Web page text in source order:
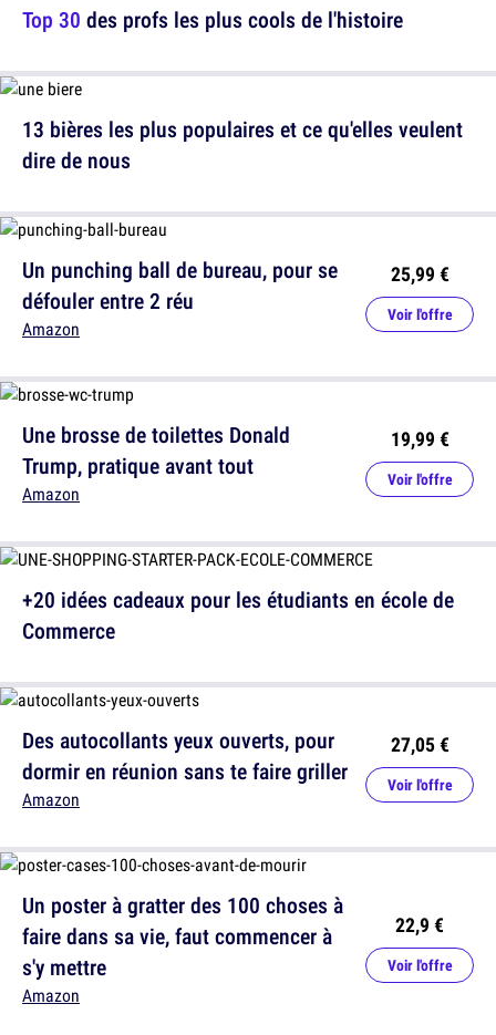
Un punching ball de bureau, pour se
défouler entre 2 réu
Amazon
25,99 €
Voir l'offre
+20 idées cadeaux pour les étudiants en école de
Commerce
Un poster à gratter des 100 choses à
faire dans sa vie, faut commencer à
s'y mettre
Amazon
22,9 €
Voir l'offre
Top 30 des profs les plus cools de l'histoire
13 bières les plus populaires et ce qu'elles veulent
dire de nous
Une brosse de toilettes Donald
Trump, pratique avant tout
Amazon
19,99 €
Voir l'offre
Des autocollants yeux ouverts, pour
dormir en réunion sans te faire griller
Amazon
27,05 €
Voir l'offre